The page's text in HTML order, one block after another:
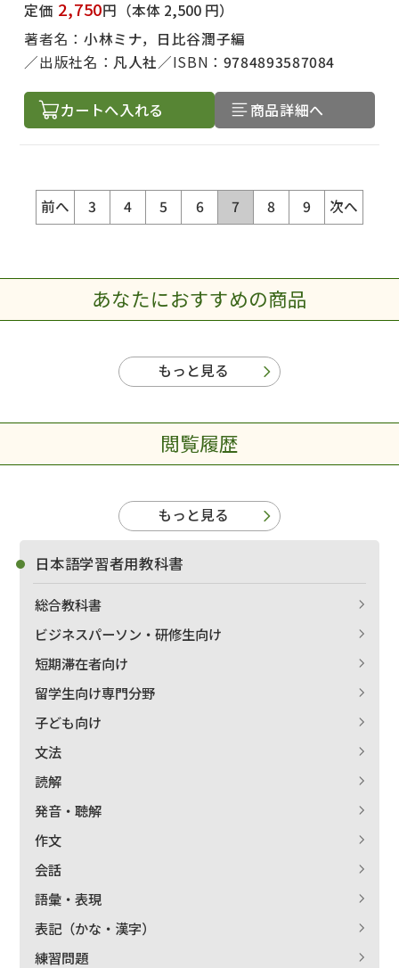
定価 2,750円 （本体 2,500 円）
著者名： 小林ミナ，日比谷潤子編
出版社名： 凡人社 ISBN： 9784893587084
カートへ入れる 商品詳細へ
前へ 3 4 5 6 7 8 9 次へ
あなたにおすすめの商品
もっと見る
閲覧履歴
もっと見る
日本語学習者用教科書
総合教科書
ビジネスパーソン・研修生向け
短期滞在者向け
留学生向け専門分野
子ども向け
文法
読解
発音・聴解
作文
会話
語彙・表現
表記（かな・漢字）
練習問題